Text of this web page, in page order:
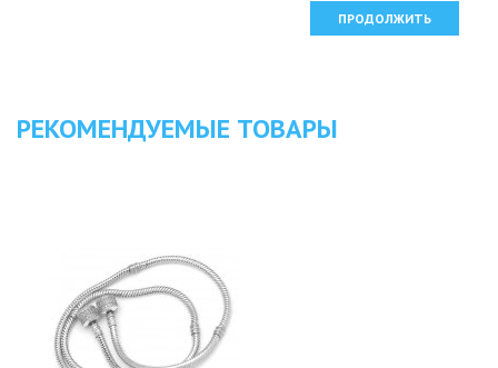
ПРОДОЛЖИТЬ
РЕКОМЕНДУЕМЫЕ ТОВАРЫ